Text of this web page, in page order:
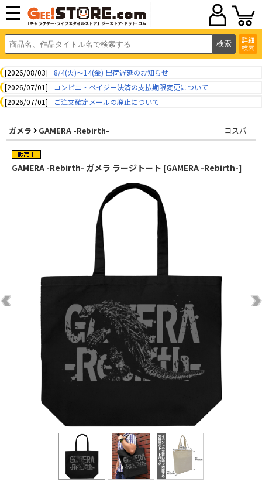
詳細
検索
[2026/08/03]
8/4(火)～14(金) 出荷遅延のお知らせ
[2026/07/01]
コンビニ・ペイジー決済の支払期限変更について
[2026/07/01]
ご注文確定メールの廃止について
ガメラ GAMERA -Rebirth- コスパ
GAMERA -Rebirth- ガメラ ラージトート [GAMERA -Rebirth-]